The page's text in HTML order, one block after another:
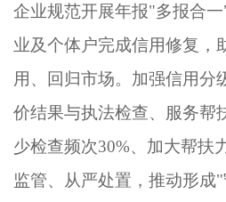
企业规范开展年报"多报合
业及个体户完成信用修复，
用、回归市场。加强信用分
价结果与执法检查、服务帮
少检查频次30%、加大帮扶
监管、从严处置，推动形成